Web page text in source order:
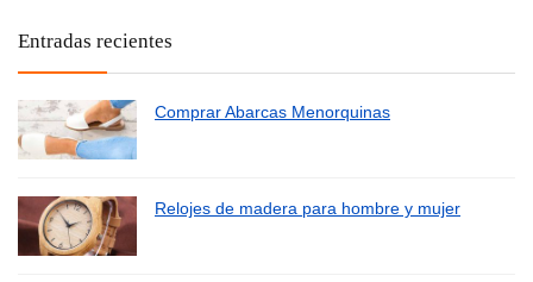
Entradas recientes
Comprar Abarcas Menorquinas
Relojes de madera para hombre y mujer